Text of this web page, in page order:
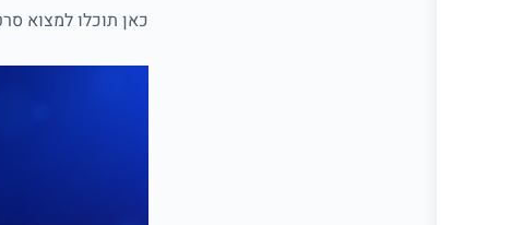
כאן תוכלו למצוא